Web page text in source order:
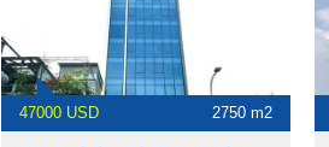
47000 USD 2750 m2